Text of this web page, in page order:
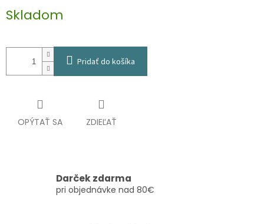
cena:
Skladom
Pridať do košíka
OPÝTAŤ SA ZDIEĽAŤ
Darček zdarma
pri objednávke nad 80€